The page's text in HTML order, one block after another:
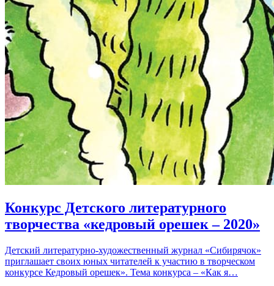
Конкурс Детского литературного
творчества «кедровый орешек – 2020»
Детский литературно-художественный журнал «Сибирячок»
приглашает своих юных читателей к участию в творческом
конкурсе Кедровый орешек». Тема конкурса – «Как я…